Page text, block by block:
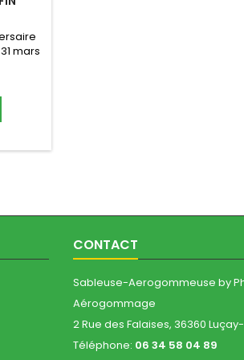
mars
Buse
Bore
« Pas
de
buses
:
CONTACT
Sableuse-Aerogommeuse by
Aérogommage
2 Rue des Falaises, 36360
Téléphone: 06 34 58 04 89